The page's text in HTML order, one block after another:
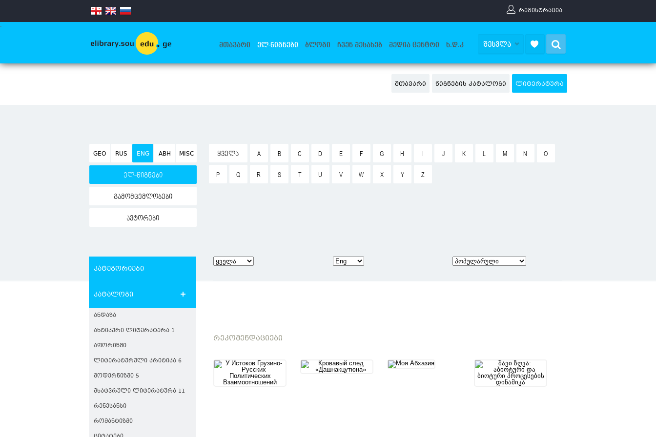
ᲠᲔᲒᲘᲡᲢᲠᲐᲪᲘᲐ
.
ᲛᲗᲐᲕᲐᲠᲘ ᲔᲚ-ᲬᲘᲒᲜᲔᲑᲘ ᲑᲚᲝᲒᲘ ᲩᲕᲔᲜ ᲨᲔᲡᲐᲮᲔᲑ ᲛᲔᲓᲘᲐ ᲪᲔᲜᲢᲠᲘ Ხ.Დ.Კ ᲨᲔᲡᲕᲚᲐ
ᲛᲗᲐᲕᲐᲠᲘ ᲬᲘᲒᲜᲔᲑᲘᲡ ᲙᲐᲢᲐᲚᲝᲒᲘ ᲚᲘᲢᲔᲠᲐᲢᲣᲠᲐ
GEO RUS ENG ABH MISC
ელ-წიგნები
გამომცემლობები
ავტორები
ᲧᲕᲔᲚᲐ A B C D E F G H J K L M N O
P Q R S T U V W X Y Z
კატეგორიები
კატალოგი
ᲐᲜᲓᲐᲖᲐ
ᲐᲜᲢᲘᲙᲣᲠᲘ ᲚᲘᲢᲔᲠᲐᲢᲣᲠᲐ 1
ᲐᲤᲝᲠᲘᲖᲛᲘ
ᲚᲘᲢᲔᲠᲐᲢᲣᲠᲣᲚᲘ ᲙᲠᲘᲢᲘᲙᲐ 6
ᲛᲝᲓᲔᲠᲜᲘᲖᲛᲘ 5
ᲛᲮᲐᲢᲕᲠᲣᲚᲘ ᲚᲘᲢᲔᲠᲐᲢᲣᲠᲐ 11
ᲠᲔᲜᲔᲡᲐᲜᲡᲘ
ᲠᲝᲛᲐᲜᲢᲘᲖᲛᲘ
ᲠᲔᲙᲝᲛᲔᲜᲓᲐᲪᲘᲔᲑᲘ